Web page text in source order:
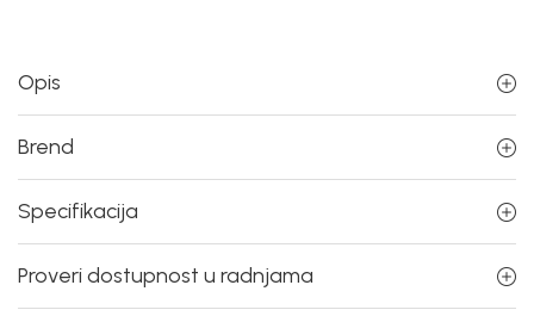
Opis
Brend
Specifikacija
Proveri dostupnost u radnjama